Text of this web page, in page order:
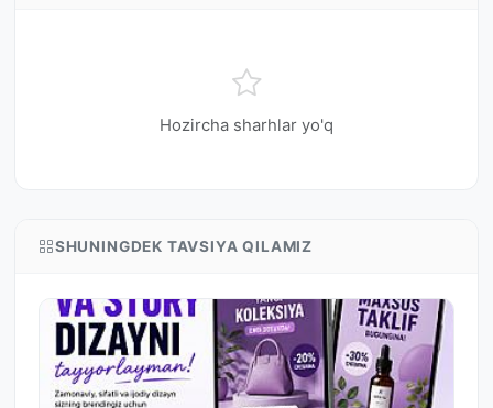
Hozircha sharhlar yo'q
SHUNINGDEK TAVSIYA QILAMIZ